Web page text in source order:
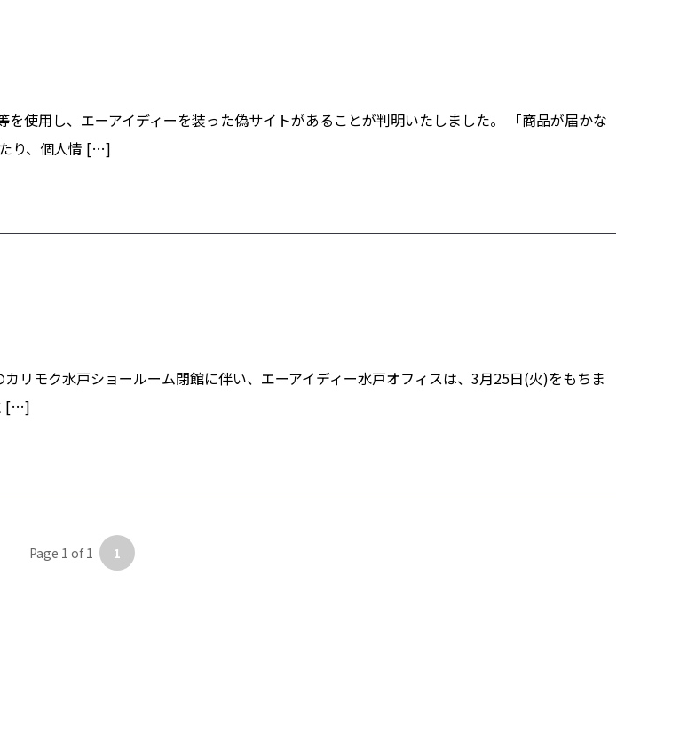
使用し、エーアイディーを装った偽サイトがあることが判明いたしました。 「商品が届かな
り、個人情 […]
リモク水戸ショールーム閉館に伴い、エーアイディー水戸オフィスは、3月25日(火)をもちま
[…]
Page 1 of 1 1